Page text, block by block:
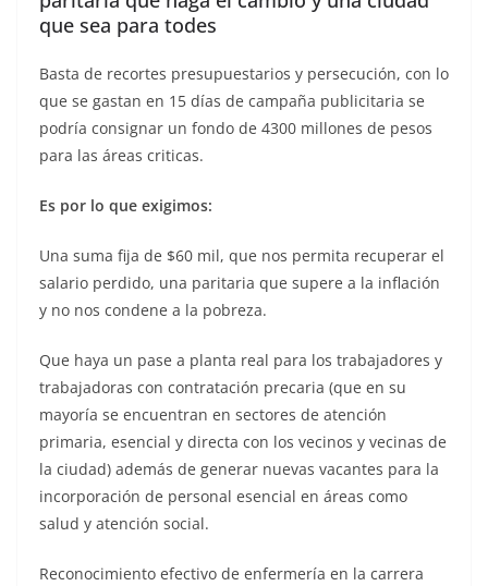
que sea para todes
Basta de recortes presupuestarios y persecución, con lo
que se gastan en 15 días de campaña publicitaria se
podría consignar un fondo de 4300 millones de pesos
para las áreas criticas.
Es por lo que exigimos:
Una suma fija de $60 mil, que nos permita recuperar el
salario perdido, una paritaria que supere a la inflación
y no nos condene a la pobreza.
Que haya un pase a planta real para los trabajadores y
trabajadoras con contratación precaria (que en su
mayoría se encuentran en sectores de atención
primaria, esencial y directa con los vecinos y vecinas de
la ciudad) además de generar nuevas vacantes para la
incorporación de personal esencial en áreas como
salud y atención social.
Reconocimiento efectivo de enfermería en la carrera